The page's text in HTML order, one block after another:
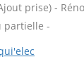
prise) -
partielle -